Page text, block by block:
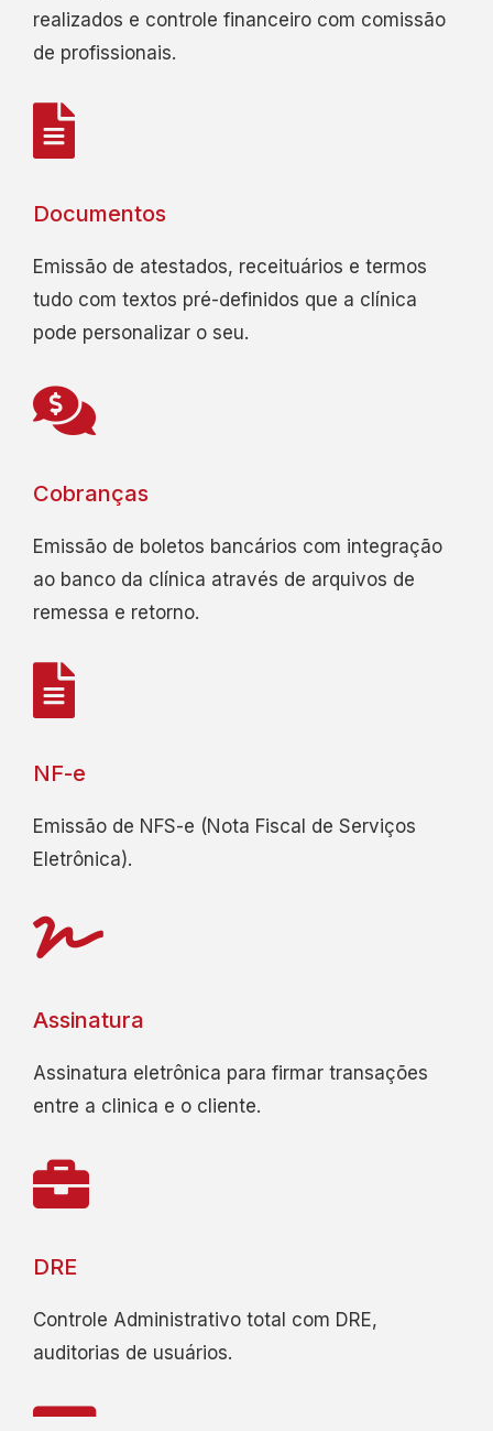
realizados e controle financeiro com comissão
de profissionais.
Documentos
Emissão de atestados, receituários e termos
tudo com textos pré-definidos que a clínica
pode personalizar o seu.
Cobranças
Emissão de boletos bancários com integração
ao banco da clínica através de arquivos de
remessa e retorno.
NF-e
Emissão de NFS-e (Nota Fiscal de Serviços
Eletrônica).
Assinatura
Assinatura eletrônica para firmar transações
entre a clinica e o cliente.
DRE
Controle Administrativo total com DRE,
auditorias de usuários.